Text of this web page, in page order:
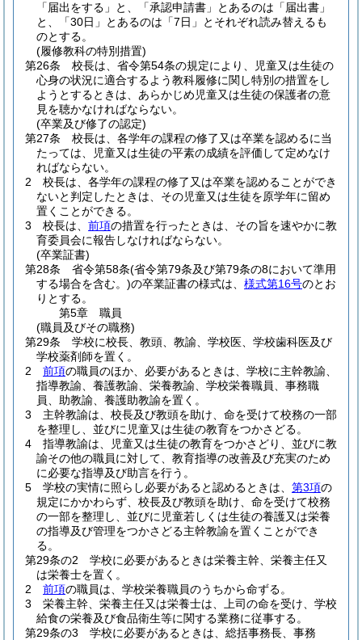
「届出をする」と、「承認申請書」とあるのは「届出書」
と、「30日」とあるのは「7日」とそれぞれ読み替えるも
のとする。
(履修教科の特別措置)
第26条
校長は、省令第54条の規定により、児童又は生徒の
心身の状況に適合するよう教科履修に関し特別の措置をし
ようとするときは、あらかじめ児童又は生徒の保護者の意
見を聴かなければならない。
(卒業及び修了の認定)
第27条
校長は、各学年の課程の修了又は卒業を認めるに当
たっては、児童又は生徒の平素の成績を評価して定めなけ
ればならない。
2
校長は、各学年の課程の修了又は卒業を認めることができ
ないと判定したときは、その児童又は生徒を原学年に留め
置くことができる。
3
校長は、 前項の措置を行ったときは、その旨を速やかに教
育委員会に報告しなければならない。
(卒業証書)
第28条
省令第58条(省令第79条及び第79条の8において準用
する場合を含む。)の卒業証書の様式は、 様式第16号のとお
りとする。
第5章
職員
(職員及びその職務)
第29条
学校に校長、教頭、教諭、学校医、学校歯科医及び
学校薬剤師を置く。
2
前項の職員のほか、必要があるときは、学校に主幹教諭、
指導教諭、養護教諭、栄養教諭、学校栄養職員、事務職
員、助教諭、養護助教諭を置く。
3
主幹教諭は、校長及び教頭を助け、命を受けて校務の一部
を整理し、並びに児童又は生徒の教育をつかさどる。
4
指導教諭は、児童又は生徒の教育をつかさどり、並びに教
諭その他の職員に対して、教育指導の改善及び充実のため
に必要な指導及び助言を行う。
5
学校の実情に照らし必要があると認めるときは、 第3項の
規定にかかわらず、校長及び教頭を助け、命を受けて校務
の一部を整理し、並びに児童若しくは生徒の養護又は栄養
の指導及び管理をつかさどる主幹教諭を置くことができ
る。
第29条の2
学校に必要があるときは栄養主幹、栄養主任又
は栄養士を置く。
2
前項の職員は、学校栄養職員のうちから命ずる。
3
栄養主幹、栄養主任又は栄養士は、上司の命を受け、学校
給食の栄養及び食品衛生等に関する業務に従事する。
第29条の3
学校に必要があるときは、総括事務長、事務